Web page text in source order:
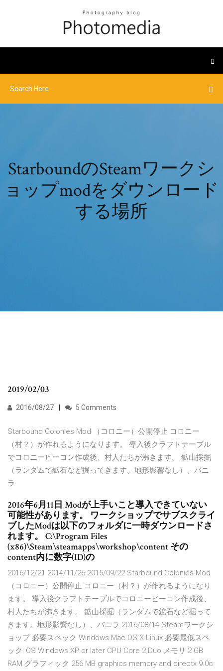
StarboundのSteamワークシ
ョップmodをダウンロード
する場所
2019/02/03
2016/08/27 5 Comments
Starbound Colonies Mod （コロニー）公開停止 コロニー
（村？）が作れるようになります。 導入後クラフトテーブル
でコロニービーコン作成後、村人たちが沸きます。 鉱山採掘
（ランダムで鉱石など掘ってきます。地形影響なし）、バニ
ラ
2016年6月11日 Modが上手いこと導入できていない
可能性があります。 ワークショップでサブスクライ
ブしたModは以下のフォルダに一時ダウンロードさ
れます。 C:\Program Files
(x86)\Steam\steamapps\workshop\content その
content内に数字(ID)の
2016/12/21 2014/11/26 2015/09/22 Starbound Colonies Mod
（コロニー）公開停止 コロニー（村？）が作れるようになり
ます。 導入後クラフトテーブルでコロニービーコン作成後、
村人たちが沸きます。 鉱山採掘（ランダムで鉱石など掘って
きます。地形影響なし）、バニラ 2016/08/14 Steamワークシ
ョップ 必要スペック Windows Mac OS X Linux 必要最低スペ
ック: OS Windows XP or later CPU Core 2 Duo メモリ 2 GB
RAM グラフィック 256 MB graphics memory and directx 9.0c